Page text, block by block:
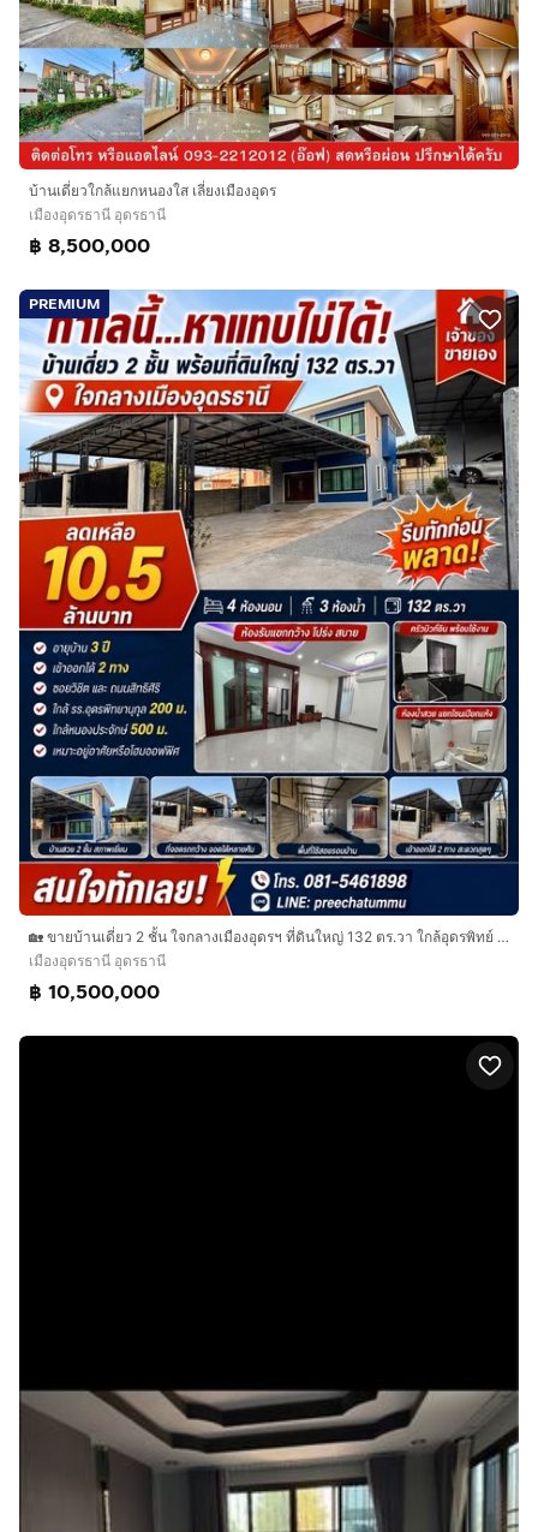
บ้านเดี่ยวใกล้แยกหนองใส เลี่ยงเมืองอุดร
เมืองอุดรธานี อุดรธานี
฿ 8,500,000
PREMIUM
🏡 ขายบ้านเดี่ยว 2 ชั้น ใจกลางเมืองอุดรฯ ที่ดินใหญ่ 132 ตร.วา ใกล้อุดรพิทย์ 200 ม. ราคา 10.5 ล้านบาท เจ้าของขายเอง
เมืองอุดรธานี อุดรธานี
฿ 10,500,000